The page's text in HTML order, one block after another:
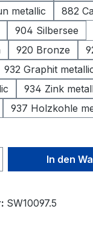
metallic
882
904 Silbersee
920 Bronze
932 Graphit
934 Zink
937 Holzkohle
GibIn den
SW10097.5